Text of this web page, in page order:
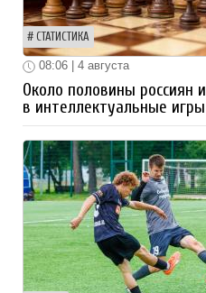
СТАТИСТИКА
08:06 | 4 августа
Около половины россиян
в интеллектуальные игры